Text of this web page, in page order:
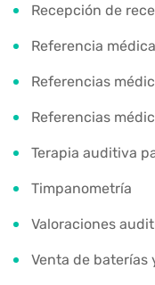
Recepción de
Referencia
Referencias
Referencias
Terapia auditiva
Timpanometría
Valoraciones
Venta de baterías